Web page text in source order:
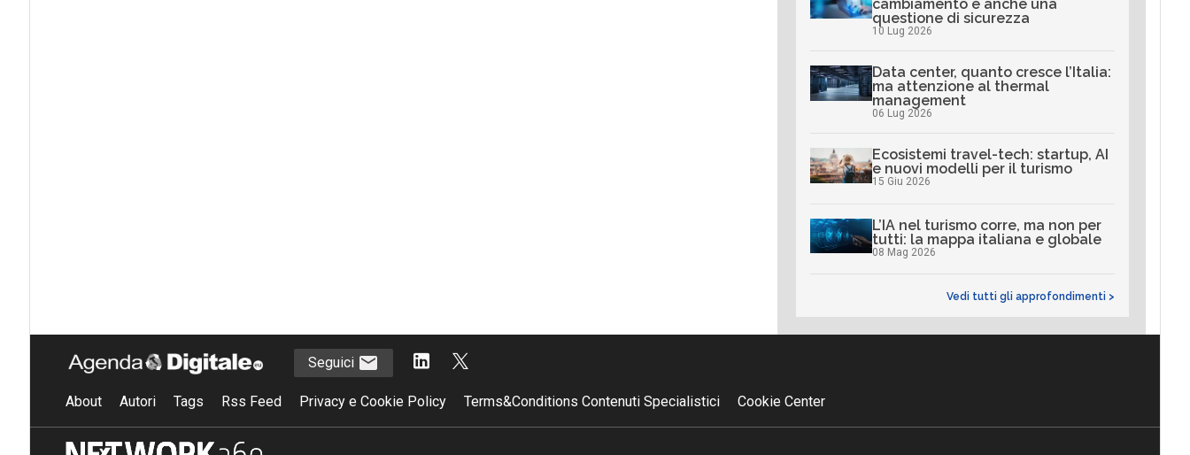
cambiamento è anche una
questione di sicurezza
10 Lug 2026
Data center, quanto cresce l’Italia:
ma attenzione al thermal
management
06 Lug 2026
Ecosistemi travel-tech: startup, AI
e nuovi modelli per il turismo
15 Giu 2026
L’IA nel turismo corre, ma non per
tutti: la mappa italiana e globale
08 Mag 2026
Vedi tutti gli approfondimenti >
Seguici
About Autori Tags Rss Feed Privacy e Cookie Policy Terms&Conditions Contenuti Specialistici Cookie Center